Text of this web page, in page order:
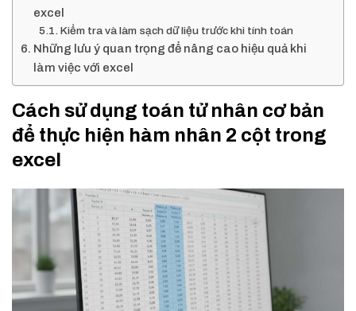
excel
Kiểm tra và làm sạch dữ liệu trước khi tính toán
Những lưu ý quan trọng để nâng cao hiệu quả khi
làm việc với excel
Cách sử dụng toán tử nhân cơ bản
để thực hiện hàm nhân 2 cột trong
excel